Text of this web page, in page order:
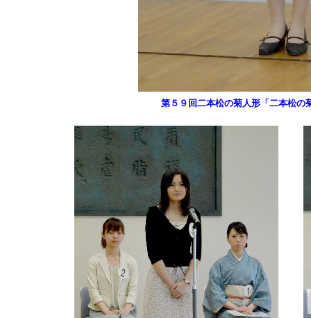
第５９回二本松の菊人形「二本松